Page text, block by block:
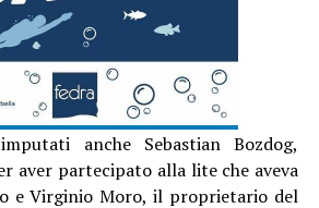
anche Sebastian Bozdog,
aver partecipato alla lite che aveva
e Virginio Moro, il proprietario del